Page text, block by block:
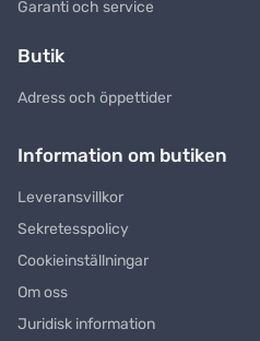
Garanti och service
Butik
Adress och öppettider
Information om butiken
Leveransvillkor
Sekretesspolicy
Cookieinställningar
Om oss
Juridisk information